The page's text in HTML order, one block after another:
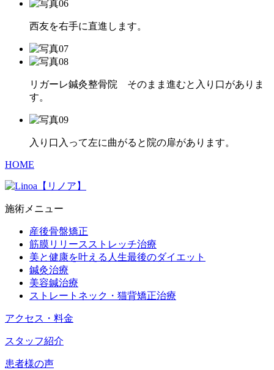
西友を右手に直進します。
リガーレ鍼灸整骨院 そのまま進むと入り口がありま
す。
入り口入って左に曲がると院の扉があります。
HOME
施術メニュー
産後骨盤矯正
筋膜リリースストレッチ治療
美と健康を叶える人生最後のダイエット
鍼灸治療
美容鍼治療
ストレートネック・猫背矯正治療
アクセス・料金
スタッフ紹介
患者様の声